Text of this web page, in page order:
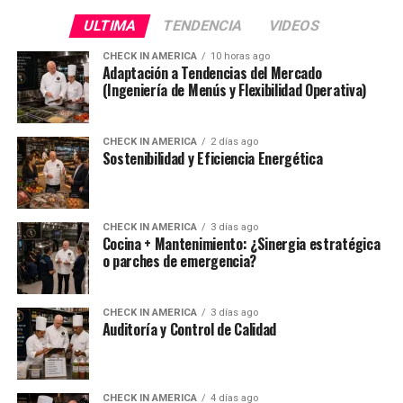
ULTIMA TENDENCIA VIDEOS
CHECK IN AMERICA 10 horas ago
Adaptación a Tendencias del Mercado
(Ingeniería de Menús y Flexibilidad Operativa)
CHECK IN AMERICA 2 días ago
Sostenibilidad y Eficiencia Energética
CHECK IN AMERICA 3 días ago
Cocina + Mantenimiento: ¿Sinergia estratégica
o parches de emergencia?
CHECK IN AMERICA 3 días ago
Auditoría y Control de Calidad
CHECK IN AMERICA 4 días ago